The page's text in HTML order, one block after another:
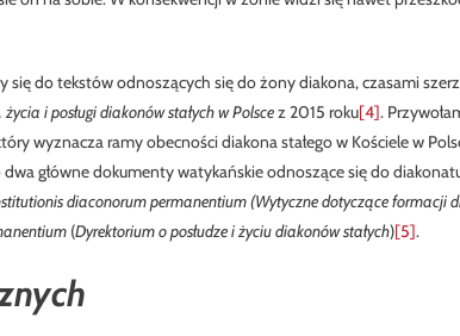
się do tekstów odnoszących się do żony diakona, czasami
i posługi diakonów stałych w Polscez 2015 roku[4].
wyznacza ramy obecności diakona stałego w Kościele w
główne dokumenty watykańskie odnoszące się do
diaconorum permanentium(Wytyczne dotyczące formacji
(Dyrektorium o posłudze i życiu diakonów stałych)[5].